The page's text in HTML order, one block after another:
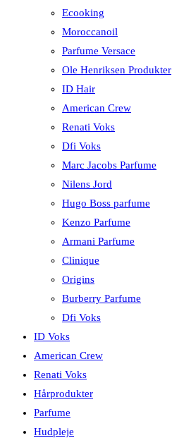
Ecooking
Moroccanoil
Parfume Versace
Ole Henriksen Produkter
ID Hair
American Crew
Renati Voks
Dfi Voks
Marc Jacobs Parfume
Nilens Jord
Hugo Boss parfume
Kenzo Parfume
Armani Parfume
Clinique
Origins
Burberry Parfume
Dfi Voks
ID Voks
American Crew
Renati Voks
Hårprodukter
Parfume
Hudpleje